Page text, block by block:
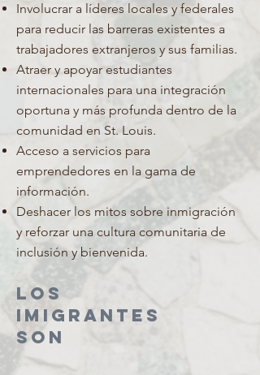
Involucrar a líderes locales y federales
para reducir las barreras existentes a
trabajadores extranjeros y sus familias.
Atraer y apoyar estudiantes
internacionales para una integración
oportuna y más profunda dentro de la
comunidad en St. Louis.
Acceso a servicios para
emprendedores en la gama de
información.
Deshacer los mitos sobre inmigración
y reforzar una cultura comunitaria de
inclusión y bienvenida.
LOS
IMIGRANTES
SON